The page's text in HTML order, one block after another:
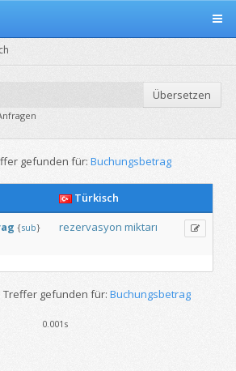
Übersetzen
gefunden für: Buchungsbetrag
Türkisch
{sub}
rezervasyon miktarı
gefunden für: Buchungsbetrag
0.001s